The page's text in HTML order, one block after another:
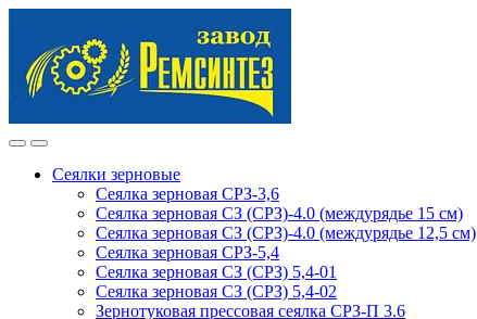
navigation
content
Сеялки зерновые
Сеялка зерновая СРЗ-3,6
Сеялка зерновая СЗ (СРЗ)-4.0 (междурядье 15 см)
Сеялка зерновая СЗ (СРЗ)-4.0 (междурядье 12,5 см)
Сеялка зерновая СРЗ-5,4
Сеялка зерновая СЗ (СРЗ) 5,4-01
Сеялка зерновая СЗ (СРЗ) 5,4-02
Зернотуковая прессовая сеялка СРЗ-П 3.6